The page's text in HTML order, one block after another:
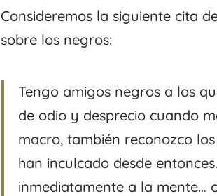
Consideremos la siguiente cita
sobre los negros:
Tengo amigos negros a los
de odio y desprecio cuando
macro, también reconozco
han inculcado desde entonces.
inmediatamente a la mente…